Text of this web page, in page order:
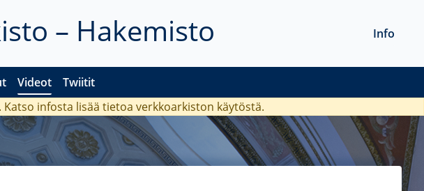
– Hakemisto
Videot Twiitit
Info
Katso infosta lisää tietoa verkkoarkiston käytöstä.